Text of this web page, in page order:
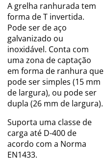
A grelha ranhurada tem
forma de T invertida.
Pode ser de aço
galvanizado ou
inoxidável. Conta com
uma zona de captação
em forma de ranhura que
pode ser simples (15 mm
de largura), ou pode ser
dupla (26 mm de largura).
Suporta uma classe de
carga até D-400 de
acordo com a Norma
EN1433.